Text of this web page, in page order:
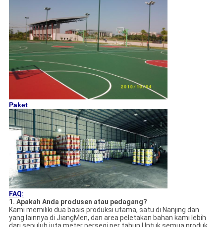
Paket
FAQ:
1. Apakah Anda produsen atau pedagang?
Kami memiliki dua basis produksi utama, satu di Nanjing dan
yang lainnya di JiangMen, dan area peletakan bahan kami lebih